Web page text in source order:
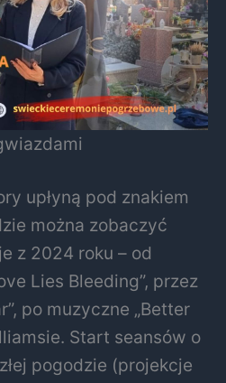
upłyną pod znakiem
można zobaczyć
z 2024 roku – od
Lies Bleeding”, przez
po muzyczne „Better
Start seansów o
pogodzie (projekcje